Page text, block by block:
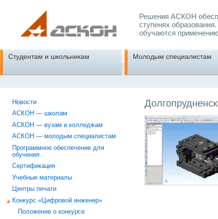
Решения АСКОН
ступенях
обучаются
Студентам и школьникам Молодым специалистам
Новости
АСКОН — школам
АСКОН — вузам и колледжам
АСКОН — молодым специалистам
Программное обеспечение для
обучения
Сертификация
Учебные материалы
Центры печати
Конкурс «Цифровой инженер»
Положение о конкурсе